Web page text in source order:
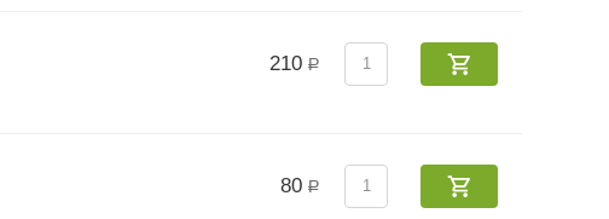
210 Р
80 Р